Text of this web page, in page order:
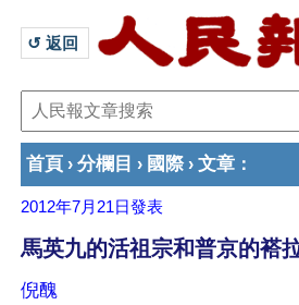
↺ 返回
首頁 › 分欄目 › 國際› 文章 ：
2012年7月21日發表
馬英九的活祖宗和普京的褡
倪醜